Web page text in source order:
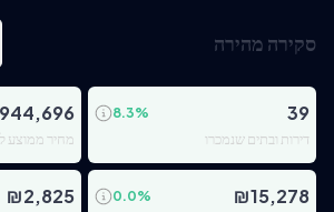
סקירה מהירה
39
8.3%
דירות ובתים שנמכרו
944,696
מחיר ממוצע
₪15,278
0.0%
₪2,825